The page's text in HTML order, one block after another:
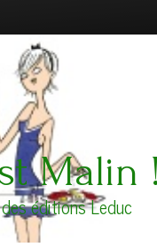
Malin
éditions Leduc